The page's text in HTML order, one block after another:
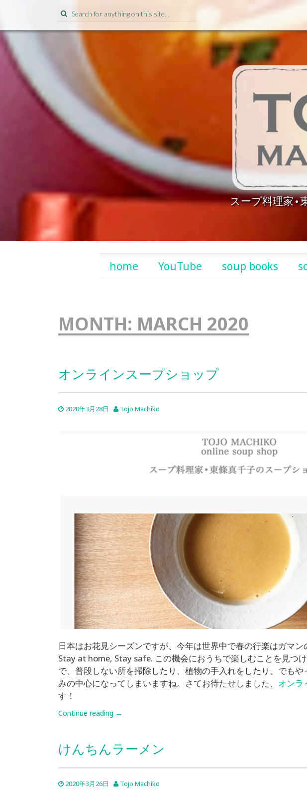
Search
for:
スープ料理家•
Skip
home YouTube soup books
MONTH: MARCH 2020
オンラインスープショップ
2020年3月28日 Tojo Machiko
日本はお花見シーズンですが、今年は世界中で春の行楽はガマ
Stay at home, Stay safe. この機会におうちで楽しむことを見つ
で、普段しない所を掃除したり、植物の手入れをしたり。でも
みの中心になってしまいますね。さてお待たせしました、 オンラ
す！
Continue reading →
けんちんラーメン
2020年3月26日 Tojo Machiko